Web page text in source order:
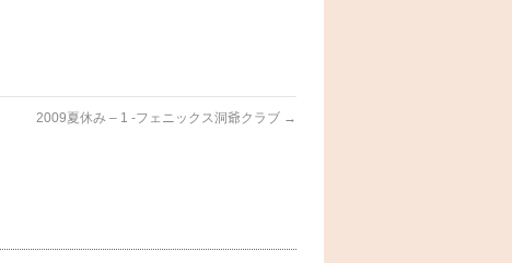
2009夏休み – 1 -フェニックス洞爺クラブ →